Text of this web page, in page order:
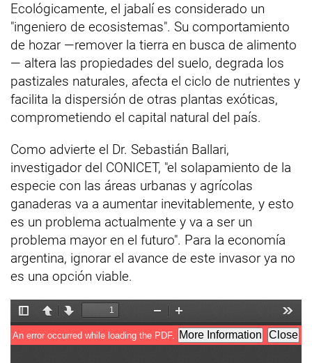
Ecológicamente, el jabalí es considerado un
"ingeniero de ecosistemas". Su comportamiento
de hozar —remover la tierra en busca de alimento
— altera las propiedades del suelo, degrada los
pastizales naturales, afecta el ciclo de nutrientes y
facilita la dispersión de otras plantas exóticas,
comprometiendo el capital natural del país.
Como advierte el Dr. Sebastián Ballari,
investigador del CONICET, "el solapamiento de la
especie con las áreas urbanas y agrícolas
ganaderas va a aumentar inevitablemente, y esto
es un problema actualmente y va a ser un
problema mayor en el futuro". Para la economía
argentina, ignorar el avance de este invasor ya no
es una opción viable.